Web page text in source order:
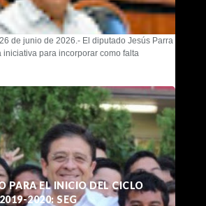
de junio de 2026.- El diputado Jesús Parra
iniciativa para incorporar como falta
PARA EL INICIO DEL CICLO
2020: SEG